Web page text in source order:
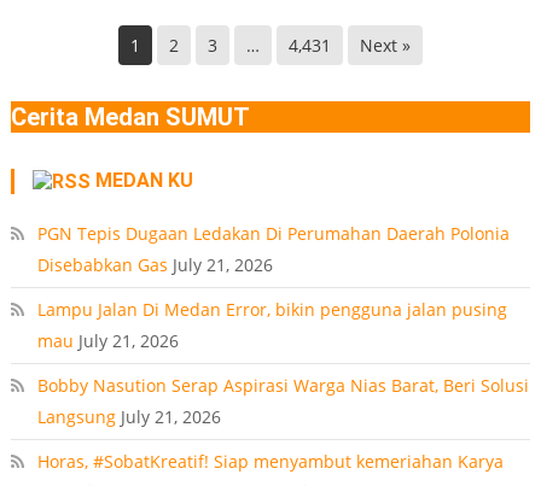
Ledakan
Rumah
Medan
1 2 3 … 4,431 Next »
Cerita Medan SUMUT
MEDAN KU
PGN Tepis Dugaan Ledakan Di Perumahan Daerah Polonia
Disebabkan Gas July 21, 2026
Lampu Jalan Di Medan Error, bikin pengguna jalan pusing
mau July 21, 2026
Bobby Nasution Serap Aspirasi Warga Nias Barat, Beri Solusi
Langsung July 21, 2026
Horas, #SobatKreatif! Siap menyambut kemeriahan Karya